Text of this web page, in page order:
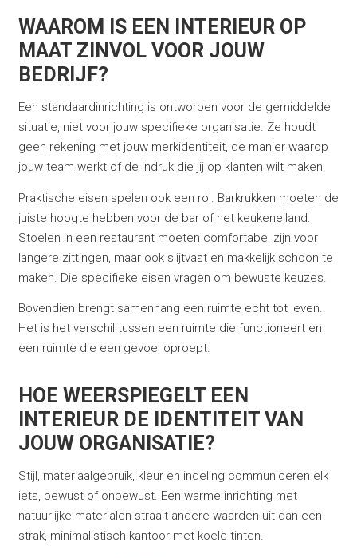
WAAROM IS EEN INTERIEUR OP
MAAT ZINVOL VOOR JOUW
BEDRIJF?
Een standaardinrichting is ontworpen voor de gemiddelde
situatie, niet voor jouw specifieke organisatie. Ze houdt
geen rekening met jouw merkidentiteit, de manier waarop
jouw team werkt of de indruk die jij op klanten wilt maken.
Praktische eisen spelen ook een rol. Barkrukken moeten de
juiste hoogte hebben voor de bar of het keukeneiland.
Stoelen in een restaurant moeten comfortabel zijn voor
langere zittingen, maar ook slijtvast en makkelijk schoon te
maken. Die specifieke eisen vragen om bewuste keuzes.
Bovendien brengt samenhang een ruimte echt tot leven.
Het is het verschil tussen een ruimte die functioneert en
een ruimte die een gevoel oproept.
HOE WEERSPIEGELT EEN
INTERIEUR DE IDENTITEIT VAN
JOUW ORGANISATIE?
Stijl, materiaalgebruik, kleur en indeling communiceren elk
iets, bewust of onbewust. Een warme inrichting met
natuurlijke materialen straalt andere waarden uit dan een
strak, minimalistisch kantoor met koele tinten.